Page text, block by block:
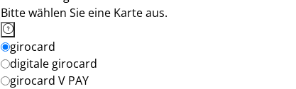
Bitte wählen Sie eine Karte aus.
girocard
digitale girocard
girocard V PAY